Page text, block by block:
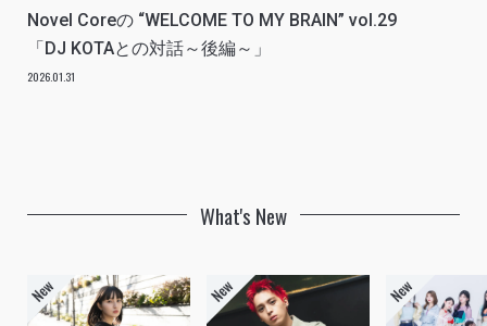
Novel Coreの “WELCOME TO MY BRAIN” vol.29
「DJ KOTAとの対話～後編～」
2026.01.31
What's New